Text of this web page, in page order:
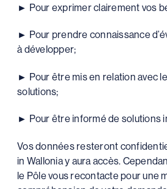
► Pour exprimer clairement vos
► Pour prendre connaissance
à développer;
► Pour être mis en relation avec
solutions;
► Pour être informé de solutions
Vos données resteront
in Wallonia y aura accès.
le Pôle vous recontacte pour une